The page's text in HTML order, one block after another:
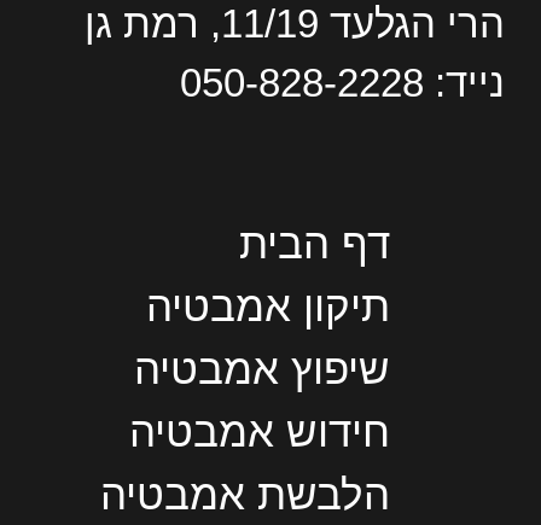
הרי הגלעד 11/19, רמת גן
נייד: 050-828-2228
דף הבית
תיקון אמבטיה
שיפוץ אמבטיה
חידוש אמבטיה
הלבשת אמבטיה